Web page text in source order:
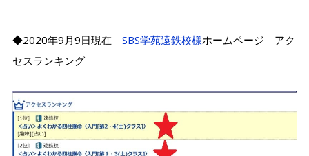
◆2020年9月9日現在 SBS学苑遠鉄校様ホームページ アク
セスランキング